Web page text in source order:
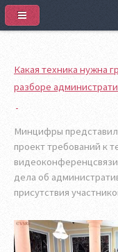
Какая техника нужна
разборе
Минцифры
проект требований к
дела об
присутствия